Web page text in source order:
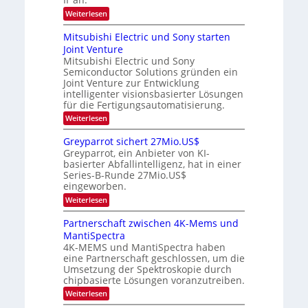
s
-
T
e
n
d
s
i
m
e
r
s
t
e
n
H
a
l
b
j
a
h
r
m
i
a
r
s
a
t
z
n
i
m
m
t
i
n
d
e
D
A
C
H
-
I
n
d
u
t
r
i
e
z
u
Weiterlesen:
O
p
t
i
k
-
K
u
r
s
v
o
n
P
h
o
t
o
n
i
c
s
H
u
b
Mitsubishi Electric und Sony starten
Joint Venture
Mitsubishi Electric und Sony
Semiconductor Solutions gründen ein
Joint Venture zur Entwicklung
intelligenter visionsbasierter Lösungen
für die Fertigungsautomatisierung.
Weiterlesen:
M
t
s
u
b
i
s
h
i
E
l
e
c
t
r
i
c
u
Greyparrot sichert 27Mio.US$
Greyparrot, ein Anbieter von KI-
basierter Abfallintelligenz, hat in einer
Series-B-Runde 27Mio.US$
eingeworben.
Weiterlesen:
G
r
e
y
p
a
r
r
o
t
s
Partnerschaft zwischen 4K-Mems und
MantiSpectra
4K-MEMS und MantiSpectra haben
eine Partnerschaft geschlossen, um die
Umsetzung der Spektroskopie durch
chipbasierte Lösungen voranzutreiben.
Weiterlesen:
P